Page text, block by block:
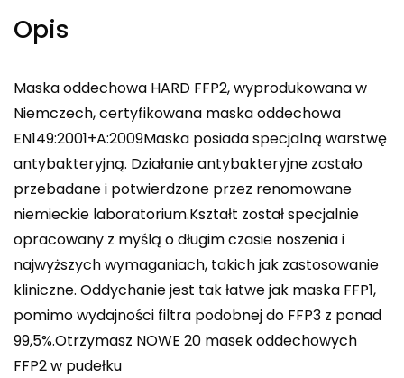
Opis
Maska oddechowa HARD FFP2, wyprodukowana w
Niemczech, certyfikowana maska ​​oddechowa
EN149:2001+A:2009Maska ​​posiada specjalną warstwę
antybakteryjną. Działanie antybakteryjne zostało
przebadane i potwierdzone przez renomowane
niemieckie laboratorium.Kształt został specjalnie
opracowany z myślą o długim czasie noszenia i
najwyższych wymaganiach, takich jak zastosowanie
kliniczne. Oddychanie jest tak łatwe jak maska ​​FFP1,
pomimo wydajności filtra podobnej do FFP3 z ponad
99,5%.Otrzymasz NOWE 20 masek oddechowych
FFP2 w pudełku